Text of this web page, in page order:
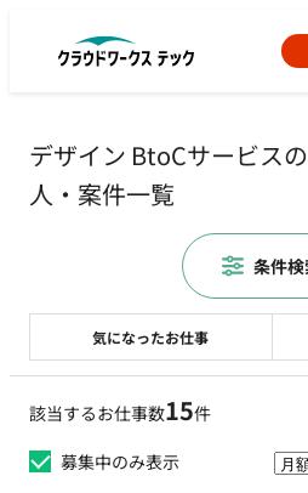
デザイン BtoCサービス
人・案件一覧
該当するお仕事数15件
募集中のみ表示
気になったお仕事
条件